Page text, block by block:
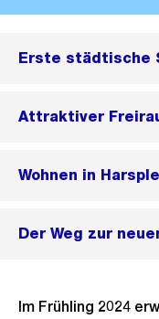
Erste städtische
Attraktiver
Wohnen in
Der Weg zur
Im Frühling 2024